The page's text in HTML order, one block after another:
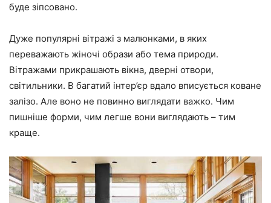
буде зіпсовано.
Дуже популярні вітражі з малюнками, в яких
переважають жіночі образи або тема природи.
Вітражами прикрашають вікна, дверні отвори,
світильники. В багатий інтер’єр вдало вписується коване
залізо. Але воно не повинно виглядати важко. Чим
пишніше форми, чим легше вони виглядають – тим
краще.